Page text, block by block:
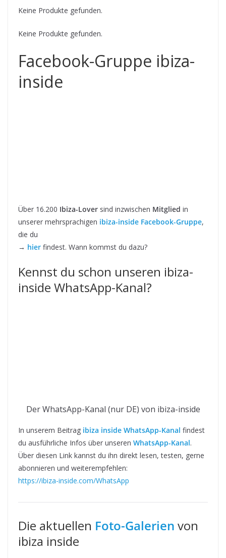
Keine Produkte gefunden.
Keine Produkte gefunden.
Facebook-Gruppe ibiza-
inside
Über 16.200 Ibiza-Lover sind inzwischen Mitglied in
unserer mehrsprachigen ibiza-inside Facebook-Gruppe,
die du
→ hier findest. Wann kommst du dazu?
Kennst du schon unseren ibiza-
inside WhatsApp-Kanal?
Der WhatsApp-Kanal (nur DE) von ibiza-inside
In unserem Beitrag ibiza inside WhatsApp-Kanal findest
du ausführliche Infos über unseren WhatsApp-Kanal.
Über diesen Link kannst du ihn direkt lesen, testen, gerne
abonnieren und weiterempfehlen:
https://ibiza-inside.com/WhatsApp
Die aktuellen Foto-Galerien von
ibiza inside